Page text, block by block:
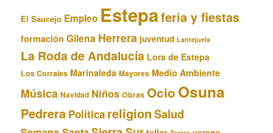
El Saucejo Empleo Estepaferia y fiestas
formación Gilena Herrera juventud Lantejuela
La Roda de Andalucía Lora de Estepa
Los Corrales Marinaleda Mayores Medio Ambiente
Música Navidad Niños Obras Ocio Osuna
Pedrera Política religionSalud